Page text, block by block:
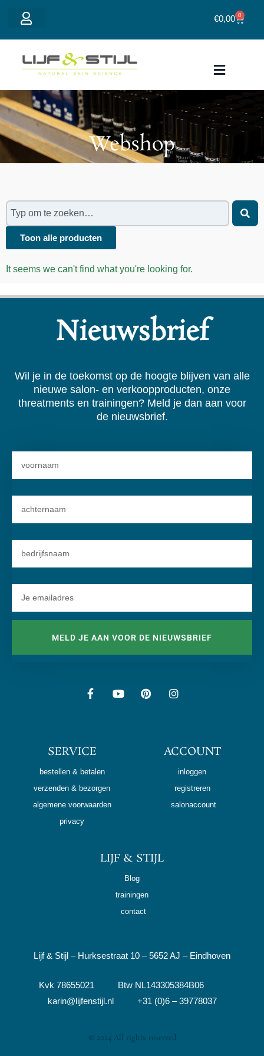
€0,00 0
Webshop
Toon alle producten
It seems we can't find what you're looking for.
Nieuwsbrief
Wil je in de toekomst op de hoogte blijven van alle
nieuwe salon- en verkoopproducten, onze
threatments en trainingen? Meld je dan aan voor
de nieuwsbrief.
MELD JE AAN VOOR DE NIEUWSBRIEF
SERVICE
bestellen & betalen
verzenden & bezorgen
algemene voorwaarden
privacy
ACCOUNT
inloggen
registreren
salonaccount
LIJF & STIJL
Blog
trainingen
contact
Lijf & Stijl – Hurksestraat 10 – 5652 AJ – Eindhoven
Kvk 78655021 Btw NL143305384B06
karin@lijfenstijl.nl +31 (0)6 – 39778037
© 2024 All rights reserved